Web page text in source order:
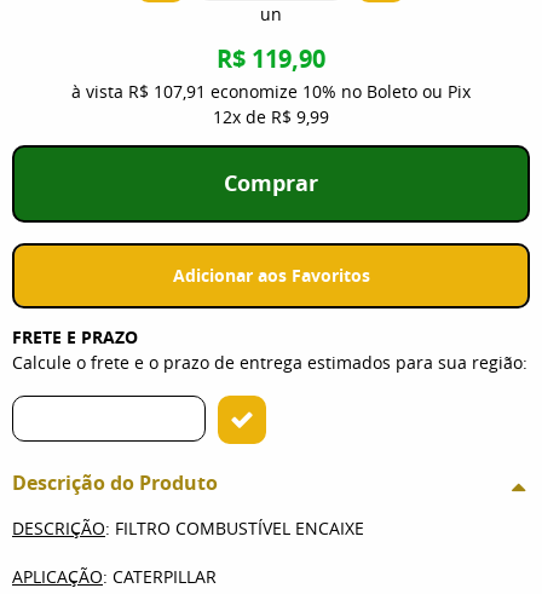
un
R$ 119,90
à vista R$ 107,91 economize 10% no Boleto ou Pix
12x de R$ 9,99
Comprar
Adicionar aos Favoritos
FRETE E PRAZO
Calcule o frete e o prazo de entrega estimados para sua região:
Descrição do Produto
DESCRIÇÃO: FILTRO COMBUSTÍVEL ENCAIXE
APLICAÇÃO: CATERPILLAR